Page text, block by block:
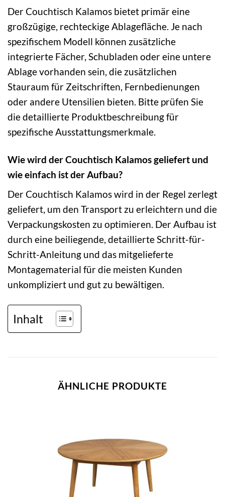
Der Couchtisch Kalamos bietet primär eine
großzügige, rechteckige Ablagefläche. Je nach
spezifischem Modell können zusätzliche
integrierte Fächer, Schubladen oder eine untere
Ablage vorhanden sein, die zusätzlichen
Stauraum für Zeitschriften, Fernbedienungen
oder andere Utensilien bieten. Bitte prüfen Sie
die detaillierte Produktbeschreibung für
spezifische Ausstattungsmerkmale.
Wie wird der Couchtisch Kalamos geliefert und
wie einfach ist der Aufbau?
Der Couchtisch Kalamos wird in der Regel zerlegt
geliefert, um den Transport zu erleichtern und die
Verpackungskosten zu optimieren. Der Aufbau ist
durch eine beiliegende, detaillierte Schritt-für-
Schritt-Anleitung und das mitgelieferte
Montagematerial für die meisten Kunden
unkompliziert und gut zu bewältigen.
Inhalt
ÄHNLICHE PRODUKTE